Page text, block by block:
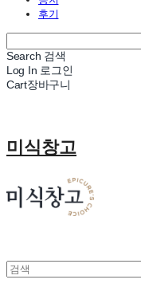
후기
Search 검색
Log In 로그인
Cart장바구니
미식창고